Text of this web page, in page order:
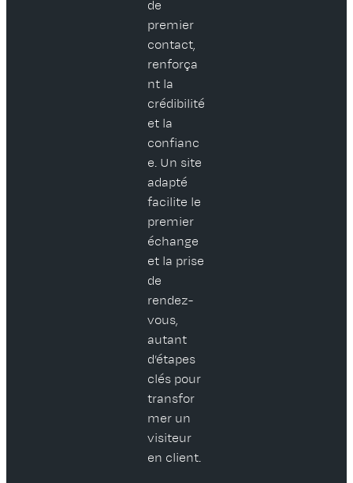
de
premier
contact,
renforça
nt la
crédibilité
et la
confianc
e. Un site
adapté
facilite le
premier
échange
et la prise
de
rendez-
vous,
autant
d’étapes
clés pour
transfor
mer un
visiteur
en client.